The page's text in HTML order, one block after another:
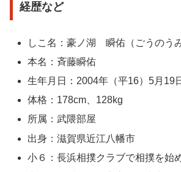
経歴など
しこ名：豪ノ湖 瞬佑（ごうのう
本名：斉藤瞬佑
生年月日：2004年（平16）5月19
体格：178cm、128kg
所属：武隈部屋
出身：滋賀県近江八幡市
小６：長浜相撲クラブで相撲を始